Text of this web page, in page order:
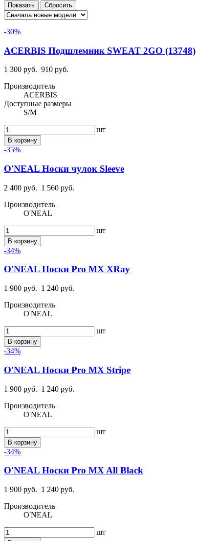
-30%
ACERBIS Подшлемник SWEAT 2GO (13748)
1 300 руб. 910 руб.
Производитель
ACERBIS
Доступные размеры
S/M
шт
В корзину
-35%
O'NEAL Носки чулок Sleeve
2 400 руб. 1 560 руб.
Производитель
O'NEAL
шт
В корзину
-34%
O'NEAL Носки Pro MX XRay
1 900 руб. 1 240 руб.
Производитель
O'NEAL
шт
В корзину
-34%
O'NEAL Носки Pro MX Stripe
1 900 руб. 1 240 руб.
Производитель
O'NEAL
шт
В корзину
-34%
O'NEAL Носки Pro MX All Black
1 900 руб. 1 240 руб.
Производитель
O'NEAL
шт